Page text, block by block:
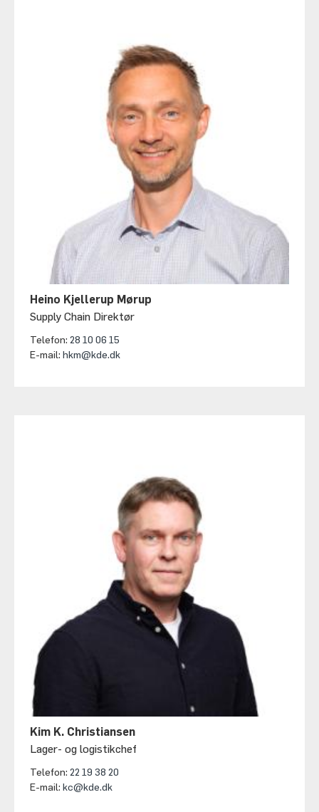
Heino Kjellerup Mørup
Supply Chain Direktør
Telefon: 28 10 06 15
E-mail: hkm@kde.dk
Kim K. Christiansen
Lager- og logistikchef
Telefon: 22 19 38 20
E-mail: kc@kde.dk